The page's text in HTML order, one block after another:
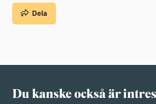
Dela
Du kanske också är